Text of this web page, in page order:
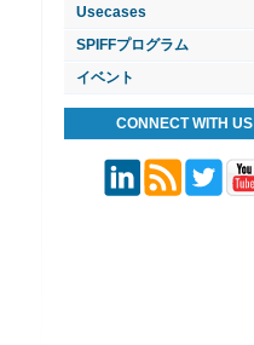
Usecases
SPIFFプログラム
イベント
CONNECT WITH US